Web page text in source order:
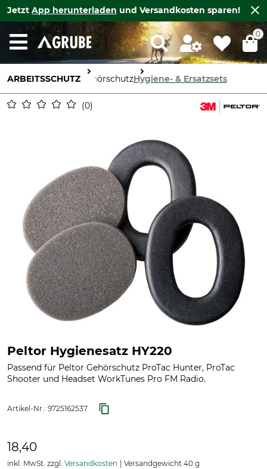
Jetzt App herunterladen und Versandkosten sparen!
0
ARBEITSSCHUTZ GehörschutzHygiene- & Ersatzsets
0
Peltor Hygienesatz HY220
Passend für Peltor Gehörschutz ProTac Hunter, ProTac
Shooter und Headset WorkTunes Pro FM Radio.
Artikel-Nr.: 9725162537
18,40
inkl. MwSt. zzgl. Versandkosten Versandgewicht 40 g